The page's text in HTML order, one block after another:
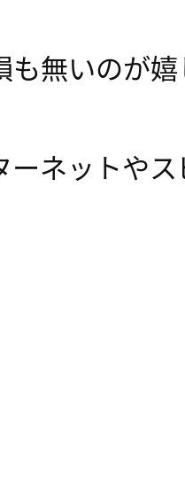
無いのが嬉
ネットや